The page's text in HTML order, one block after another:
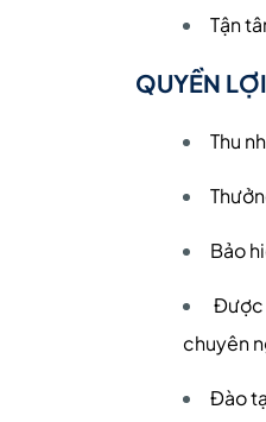
Tận
QUYỀN LỢI
Thu
Bảo
chuyên
Đào